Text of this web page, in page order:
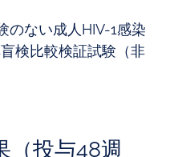
のない成人HIV-1感染
検比較検証試験（非
（投与48週